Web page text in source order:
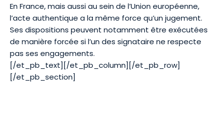
En France, mais aussi au sein de l’Union européenne,
l’acte authentique a la même force qu’un jugement.
Ses dispositions peuvent notamment être exécutées
de manière forcée si l’un des signataire ne respecte
pas ses engagements.
[/et_pb_text][/et_pb_column][/et_pb_row]
[/et_pb_section]